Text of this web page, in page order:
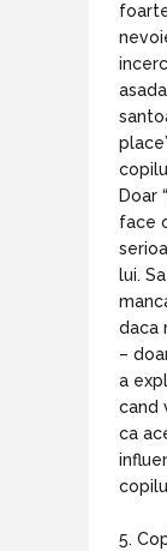
Doar
face
lui.
daca
–
a
cand
ca
5.